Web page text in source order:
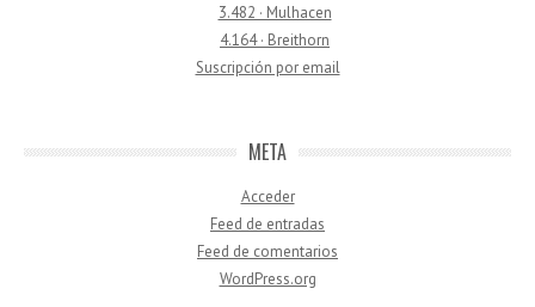
3.482 · Mulhacen
4.164 · Breithorn
Suscripción por email
META
Acceder
Feed de entradas
Feed de comentarios
WordPress.org